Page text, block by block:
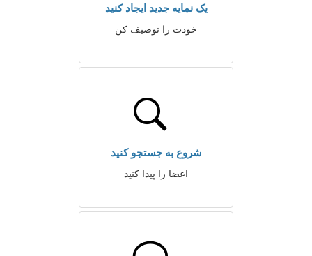
یک نمایه جدید ایجاد کنید
خودت را توصیف کن
شروع به جستجو کنید
اعضا را پیدا کنید